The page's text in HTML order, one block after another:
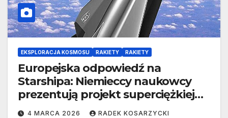
EKSPLORACJA KOSMOSU RAKIETY RAKIETY
Europejska odpowiedź na
Starshipa: Niemieccy naukowcy
prezentują projekt superciężkiej
rakiety RLV C5
4 MARCA 2026 RADEK KOSARZYCKI